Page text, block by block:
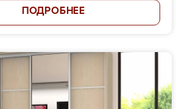
ПОДРОБНЕЕ